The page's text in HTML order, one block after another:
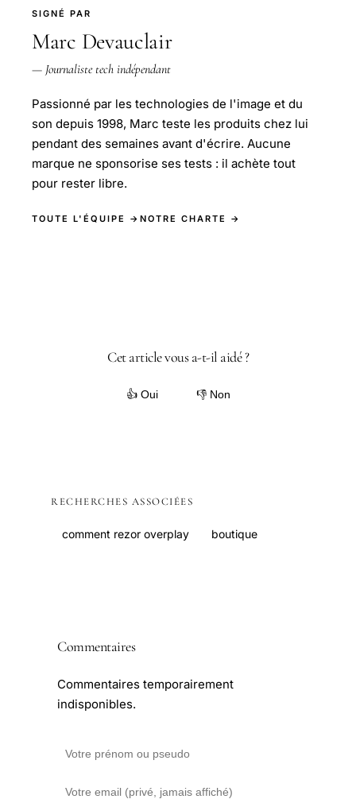
SIGNÉ PAR
Marc Devauclair
— Journaliste tech indépendant
Passionné par les technologies de l'image et du
son depuis 1998, Marc teste les produits chez lui
pendant des semaines avant d'écrire. Aucune
marque ne sponsorise ses tests : il achète tout
pour rester libre.
TOUTE L'ÉQUIPE → NOTRE CHARTE →
Cet article vous a-t-il aidé ?
👍 Oui 👎 Non
RECHERCHES ASSOCIÉES
comment rezor overplay boutique
Commentaires
Commentaires temporairement
indisponibles.